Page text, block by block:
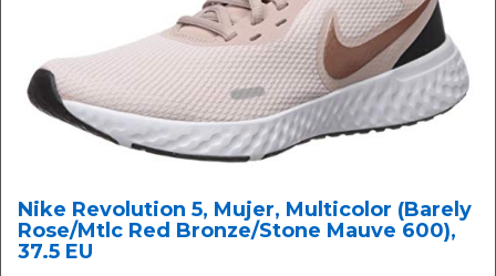
Nike Revolution 5, Mujer, Multicolor (Barely
Rose/Mtlc Red Bronze/Stone Mauve 600),
37.5 EU